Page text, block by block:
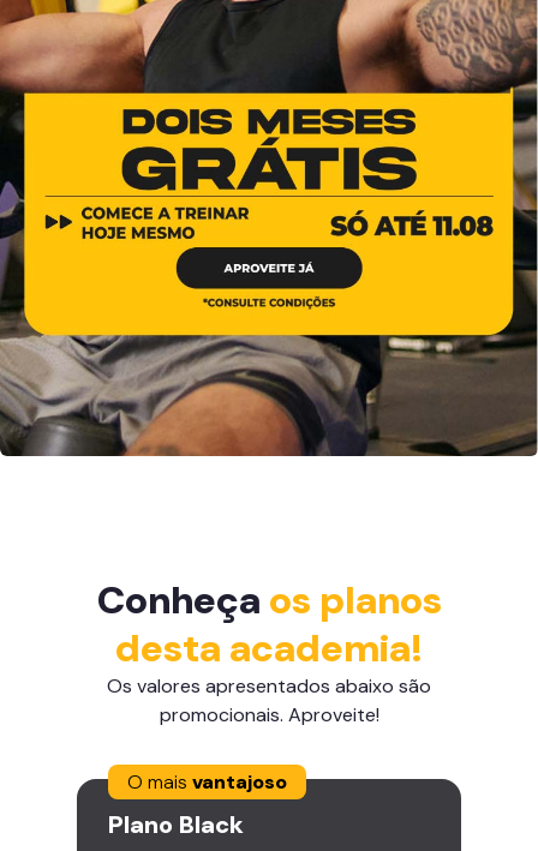
Conheça os planos
desta academia!
Os valores apresentados abaixo são
promocionais. Aproveite!
O mais vantajoso
Plano Black